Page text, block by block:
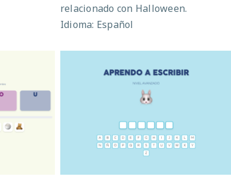
relacionado con Halloween.
Idioma: Español